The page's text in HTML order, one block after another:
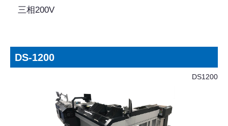
三相200V
DS-1200
DS1200